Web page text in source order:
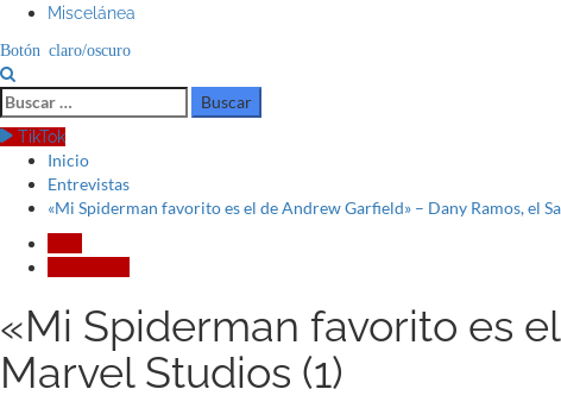
Miscelánea
Botón claro/oscuro
Buscar:
TikTok
Inicio
Entrevistas
«Mi Spiderman favorito es el de Andrew Garfield» – Dany Ramos, el
«Mi Spiderman favorito es
Marvel Studios (1)